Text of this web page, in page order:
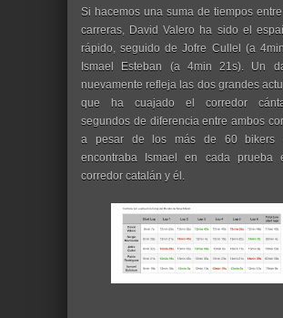
Si hacemos una suma de tiempos
carreras, David Valero ha sido el
rápido, seguido de Jofre Cullel (a
Ismael Esteban (a 4min 21s). Un
nuevamente refleja las dos grandes
que ha cuajado el corredor
segundos de diferencia entre ambos
a pesar de los más de 60 bikers
encontraba Ismael en cada prueba
corredor catalán y él.